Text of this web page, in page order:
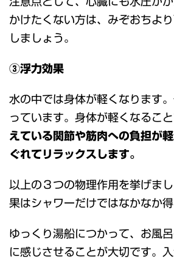
かけたくない方は、みぞおちよ
しましょう。
③浮力効果
水の中では身体が軽くなります
っています。身体が軽くなること
えている関節や筋肉への負担が
ぐれてリラックスします。
以上の３つの物理作用を挙げま
果はシャワーだけではなかなか得
ゆっくり湯船につかって、お風
に感じさせることが大切です。